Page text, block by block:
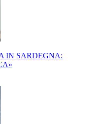
IN SARDEGNA: